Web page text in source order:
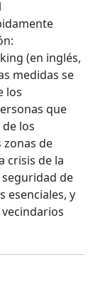
(en inglés,
medidas se
los
que
los
zonas de
crisis de la
de
esenciales, y